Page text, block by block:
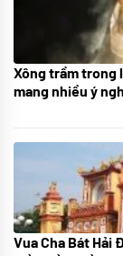
21/07/2024
Xông trầm trong
mang nhiều ý
08/07/2024
Vua Cha Bát Hải